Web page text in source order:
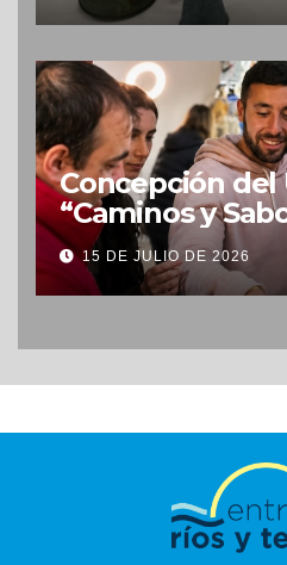
Concepción del
“Caminos y
15 DE JULIO DE 2026